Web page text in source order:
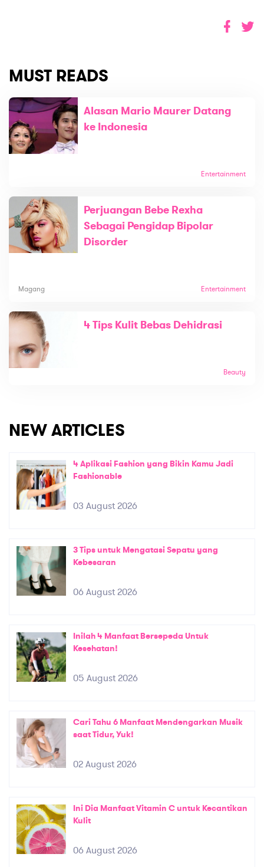
MUST READS
Alasan Mario Maurer Datang
ke Indonesia
Entertainment
Perjuangan Bebe Rexha
Sebagai Pengidap Bipolar
Disorder
Magang Entertainment
4 Tips Kulit Bebas Dehidrasi
Beauty
NEW ARTICLES
4 Aplikasi Fashion yang Bikin Kamu Jadi
Fashionable
03 August 2026
3 Tips untuk Mengatasi Sepatu yang
Kebesaran
06 August 2026
Inilah 4 Manfaat Bersepeda Untuk
Kesehatan!
05 August 2026
Cari Tahu 6 Manfaat Mendengarkan Musik
saat Tidur, Yuk!
02 August 2026
Ini Dia Manfaat Vitamin C untuk Kecantikan
Kulit
06 August 2026